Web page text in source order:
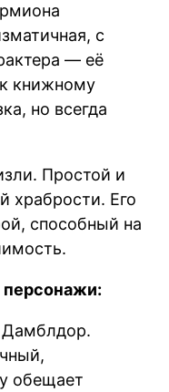
с
— её
книжному
но всегда
Простой и
храбрости. Его
способный на
персонажи:
обещает